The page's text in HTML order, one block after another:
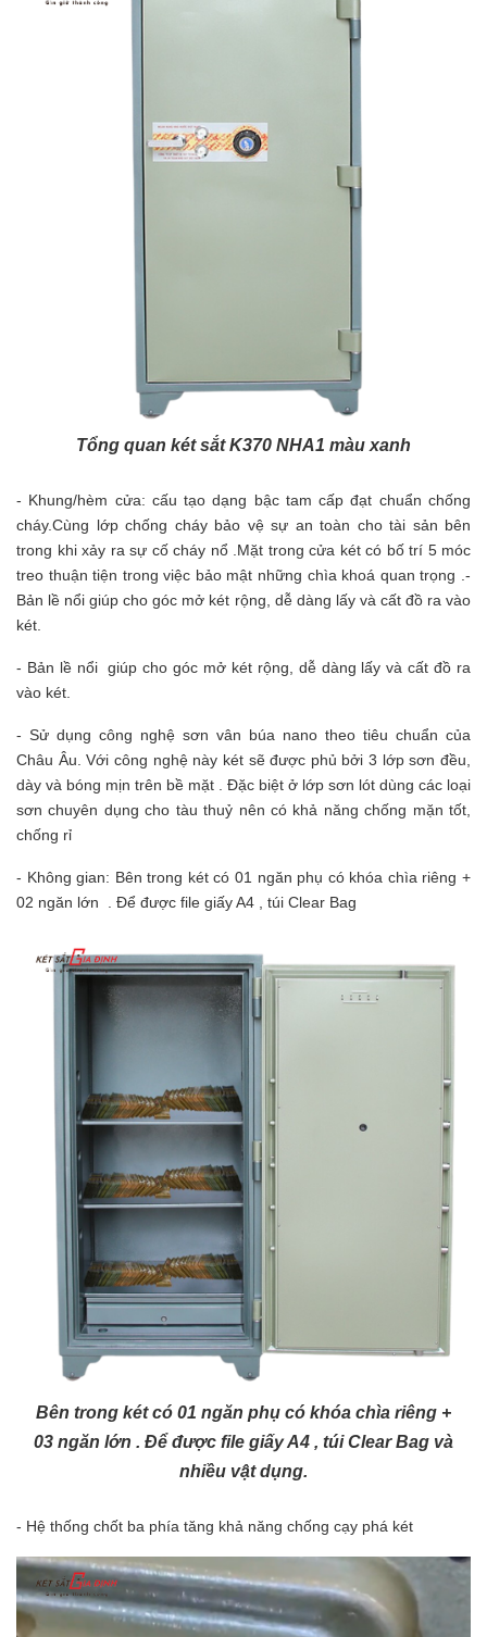
Tổng quan két sắt K370 NHA1 màu xanh
- Khung/hèm cửa: cấu tạo dạng bậc tam cấp đạt chuẩn chống
cháy.Cùng lớp chống cháy bảo vệ sự an toàn cho tài sản bên
trong khi xảy ra sự cố cháy nổ .Mặt trong cửa két có bố trí 5 móc
treo thuận tiện trong việc bảo mật những chìa khoá quan trọng . -
Bản lề nổi giúp cho góc mở két rộng, dễ dàng lấy và cất đồ ra vào
két.
- Bản lề nổi giúp cho góc mở két rộng, dễ dàng lấy và cất đồ ra
vào két.
- Sử dụng công nghệ sơn vân búa nano theo tiêu chuẩn của
Châu Âu. Với công nghệ này két sẽ được phủ bởi 3 lớp sơn đều,
dày và bóng mịn trên bề mặt . Đặc biệt ở lớp sơn lót dùng các loại
sơn chuyên dụng cho tàu thuỷ nên có khả năng chống mặn tốt,
chống rỉ
- Không gian: Bên trong két có 01 ngăn phụ có khóa chìa riêng +
02 ngăn lớn . Để được file giấy A4 , túi Clear Bag
Bên trong két có 01 ngăn phụ có khóa chìa riêng +
03 ngăn lớn . Để được file giấy A4 , túi Clear Bag và
nhiều vật dụng.
- Hệ thống chốt ba phía tăng khả năng chống cạy phá két